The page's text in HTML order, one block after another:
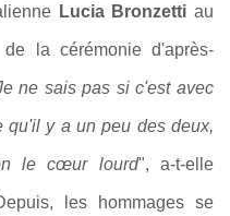
Lucia Bronzetti au
la cérémonie d'après-
ne sais pas si c'est avec
qu'il y a un peu des deux,
le cœur lourd", a-t-elle
les hommages se